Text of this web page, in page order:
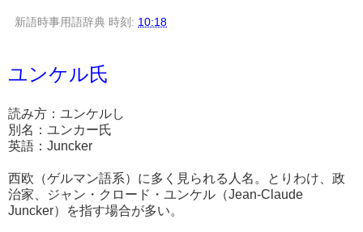
新語時事用語辞典 時刻: 10:18
ユンケル氏
読み方：ユンケルし
別名：ユンカー氏
英語：Juncker
西欧（ゲルマン語系）に多く見られる人名。とりわけ、政
治家、ジャン・クロード・ユンケル（Jean-Claude
Juncker）を指す場合が多い。